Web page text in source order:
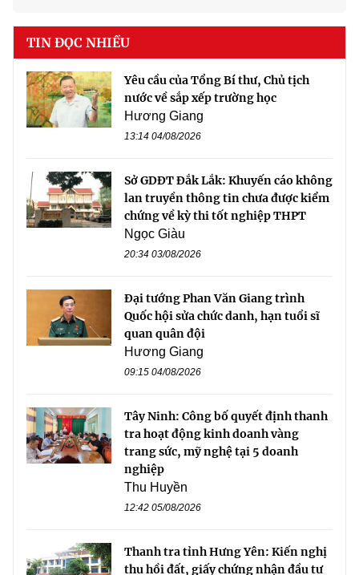
TIN ĐỌC NHIỀU
Yêu cầu của Tổng Bí thư, Chủ tịch
nước về sắp xếp trường học
Hương Giang
13:14 04/08/2026
Sở GDĐT Đắk Lắk: Khuyến cáo không
lan truyền thông tin chưa được kiểm
chứng về kỳ thi tốt nghiệp THPT
Ngọc Giàu
20:34 03/08/2026
Đại tướng Phan Văn Giang trình
Quốc hội sửa chức danh, hạn tuổi sĩ
quan quân đội
Hương Giang
09:15 04/08/2026
Tây Ninh: Công bố quyết định thanh
tra hoạt động kinh doanh vàng
trang sức, mỹ nghệ tại 5 doanh
nghiệp
Thu Huyền
12:42 05/08/2026
Thanh tra tỉnh Hưng Yên: Kiến nghị
thu hồi đất, giấy chứng nhận đầu tư